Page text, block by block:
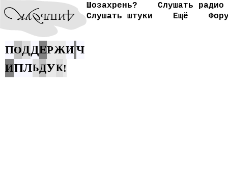
Шозахрень?
Слушать радио
Слушать штуки
Ещё
ПОДДЕРЖИ Ч
ИПЛЬДУК!